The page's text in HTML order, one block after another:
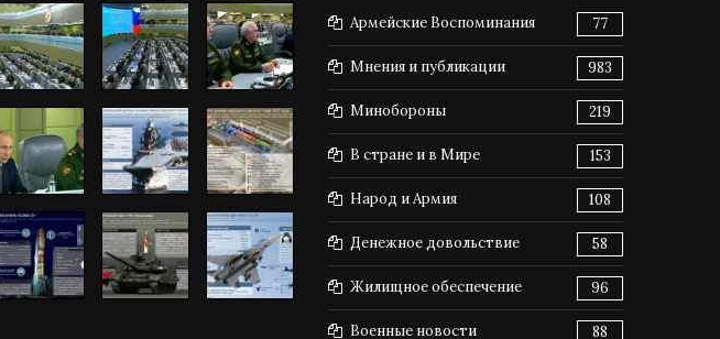
Армейские Воспоминания 77
Мнения и публикации 983
Минобороны 219
В стране и в Мире 153
Народ и Армия 108
Денежное довольствие 58
Жилищное обеспечение 96
Военные новости 88